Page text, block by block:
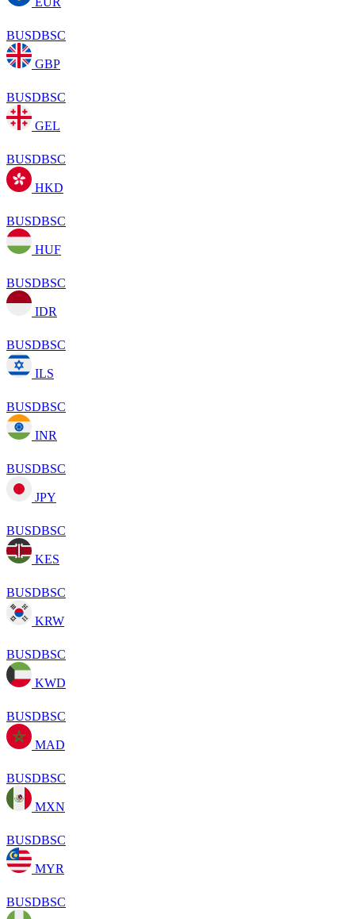
BUSDBSC
GBP
BUSDBSC
GEL
BUSDBSC
HKD
BUSDBSC
HUF
BUSDBSC
IDR
BUSDBSC
ILS
BUSDBSC
INR
BUSDBSC
JPY
BUSDBSC
KES
BUSDBSC
KRW
BUSDBSC
KWD
BUSDBSC
MAD
BUSDBSC
MXN
BUSDBSC
MYR
BUSDBSC